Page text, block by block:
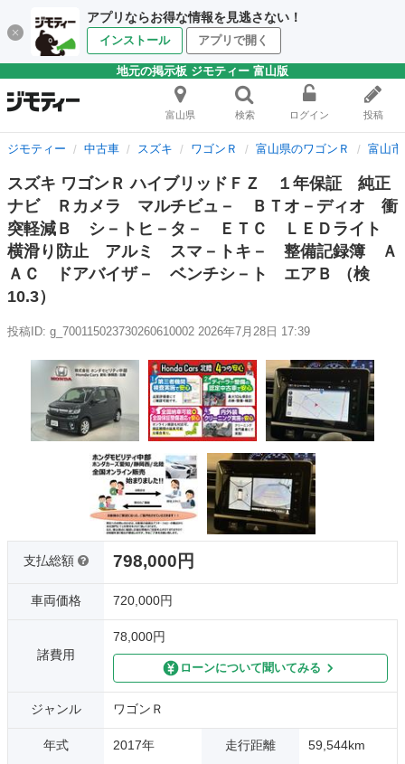
アプリならお得な情報を見逃さない！
インストール アプリで開く
地元の掲示板 ジモティー 富山版
富山県 検索 ログイン 投稿
ジモティー 中古車 スズキ ワゴンＲ 富山県のワゴンＲ 富山
スズキ ワゴンＲ ハイブリッドＦＺ １年保証 純正
ナビ Ｒカメラ マルチビュ－ ＢＴオ－ディオ 衝
突軽減Ｂ シ－トヒ－タ－ ＥＴＣ ＬＥＤライト
横滑り防止 アルミ スマ－トキ－ 整備記録簿 Ａ
ＡＣ ドアバイザ－ ベンチシ－ト エアＢ （検
10.3）
投稿ID: g_700115023730260610002 2026年7月28日 17:39
支払総額 798,000円
車両価格 720,000円
諸費用
78,000円
ローンについて聞いてみる
ジャンル ワゴンＲ
年式 2017年 走行距離 59,544km